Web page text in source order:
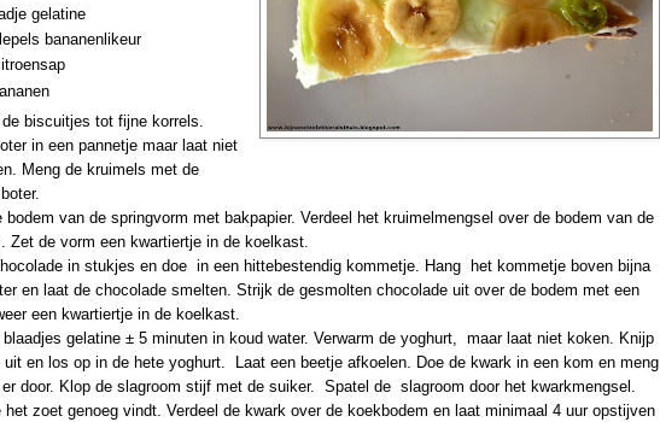
gelatine
bananenlikeur
biscuitjes tot fijne korrels.
in een pannetje maar laat niet
Meng de kruimels met de
bodem van de springvorm met bakpapier. Verdeel het kruimelmengsel over de bodem van de
Zet de vorm een kwartiertje in de koelkast.
in stukjes en doe in een hittebestendig kommetje. Hang het kommetje boven bijna
en laat de chocolade smelten. Strijk de gesmolten chocolade uit over de bodem met een
een kwartiertje in de koelkast.
gelatine ± 5 minuten in koud water. Verwarm de yoghurt, maar laat niet koken. Knijp
uit en los op in de hete yoghurt. Laat een beetje afkoelen. Doe de kwark in een kom en meng
door. Klop de slagroom stijf met de suiker. Spatel de slagroom door het kwarkmengsel.
het zoet genoeg vindt. Verdeel de kwark over de koekbodem en laat minimaal 4 uur opstijven